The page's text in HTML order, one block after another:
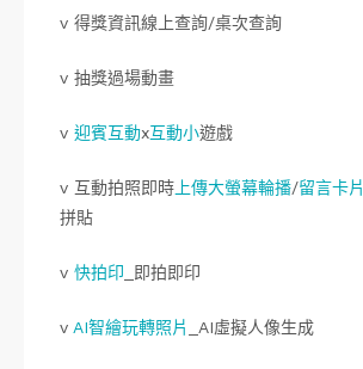
v 得獎資訊線上查詢/桌次查詢
v 抽獎過場動畫
v 迎賓互動x互動小遊戲
v 互動拍照即時 上傳大螢幕輪播/留言卡片
拼貼
v 快拍印 _即拍即印
v AI智繪玩轉照片 _AI虛擬人像生成